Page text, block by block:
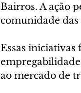
Bairros. A ação
comunidade das
Essas iniciativas
ao mercado de